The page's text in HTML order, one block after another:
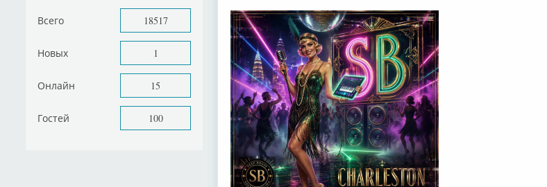
Всего 18517
Новых 1
Онлайн 15
Гостей 100